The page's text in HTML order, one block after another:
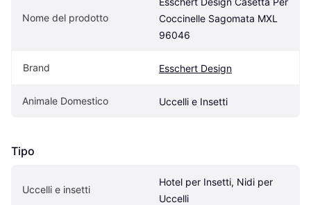
Nome del prodotto
Coccinelle Sagomata MXL
96046
Brand Esschert Design
Animale Domestico Uccelli e Insetti
Tipo
Uccelli e insetti
Hotel per Insetti, Nidi per
Uccelli